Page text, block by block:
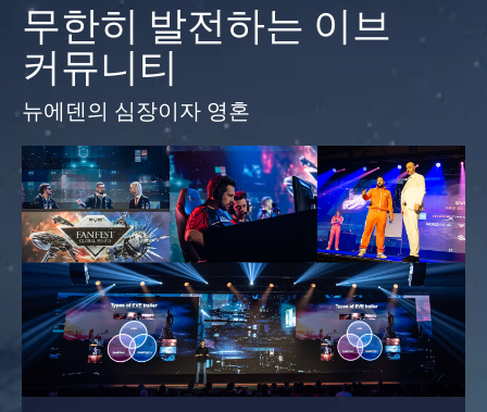
무한히 발전하는 이브
커뮤니티
뉴에덴의 심장이자 영혼